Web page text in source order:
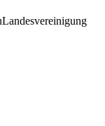
Landesvereinigung